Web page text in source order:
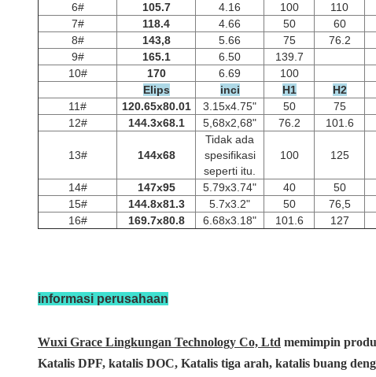
6#
105.7 4.16 100 110
7#
118.4 4.66 50 60
8#
143,8 5.66 75 76.2
9#
165.1 6.50
139.7
10#
170 6.69
100
Elips
inci H1 H2
11#
120.65x80.01 3.15x4.75" 50 75
12#
144.3x68.1 5,68x2,68" 76.2 101.6
13# 144x68
Tidak ada
spesifikasi
seperti itu.
100 125
14# 147x95 5.79x3.74" 40 50
15#
144.8x81.3 5.7x3.2" 50 76,5
16#
169.7x80.8 6.68x3.18" 101.6 127
informasi perusahaan
Wuxi Grace Lingkungan Technology Co, Ltd memimpin
Katalis DPF, katalis DOC, Katalis tiga arah, katalis buang